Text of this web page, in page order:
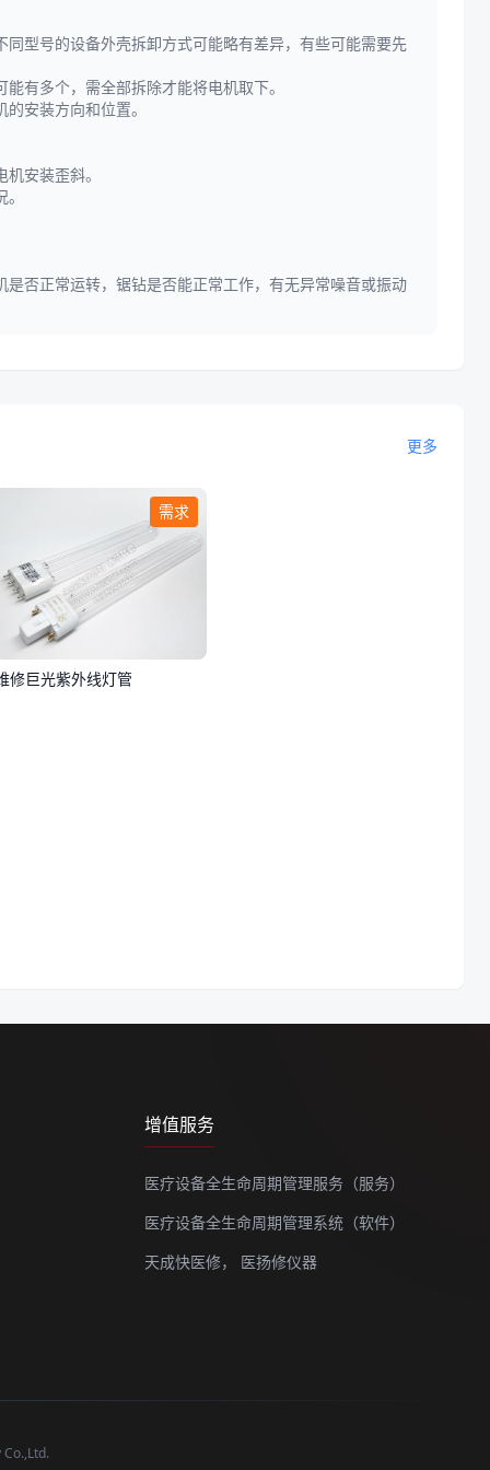
型号的设备外壳拆卸方式可能略有差异，有些可能需要先
有多个，需全部拆除才能将电机取下。
安装方向和位置。
安装歪斜。
否正常运转，锯钻是否能正常工作，有无异常噪音或振动
更多
需求
修巨光紫外线灯管
增值服务
医疗设备全生命周期管理服务（服务）
医疗设备全生命周期管理系统（软件）
天成快医修，
医扬修仪器